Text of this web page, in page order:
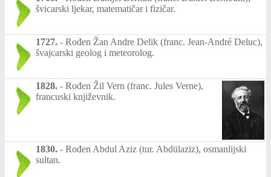
švicarski ljekar, matematičar i fizičar.
1727. - Rođen Žan Andre Delik (franc. Jean-André Deluc),
švajcarski geolog i meteorolog.
1828. - Rođen Žil Vern (franc. Jules Verne),
francuski književnik.
1830. - Rođen Abdul Aziz (tur. Abdülaziz), osmanlijski
sultan.